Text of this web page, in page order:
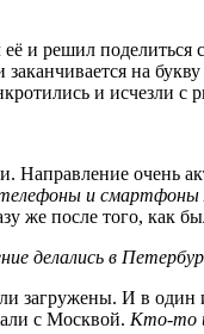
и решил поделиться
на
и исчезли с
очень
и смартфоны
же после того, как
делались в
загружены. И в один
с Москвой. Кто-то